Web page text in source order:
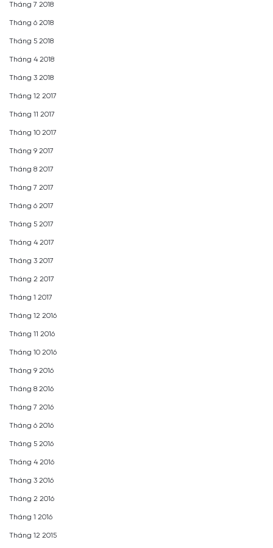
Tháng 7 2018
Tháng 6 2018
Tháng 5 2018
Tháng 4 2018
Tháng 3 2018
Tháng 12 2017
Tháng 11 2017
Tháng 10 2017
Tháng 9 2017
Tháng 8 2017
Tháng 7 2017
Tháng 6 2017
Tháng 5 2017
Tháng 4 2017
Tháng 3 2017
Tháng 2 2017
Tháng 1 2017
Tháng 12 2016
Tháng 11 2016
Tháng 10 2016
Tháng 9 2016
Tháng 8 2016
Tháng 7 2016
Tháng 6 2016
Tháng 5 2016
Tháng 4 2016
Tháng 3 2016
Tháng 2 2016
Tháng 1 2016
Tháng 12 2015